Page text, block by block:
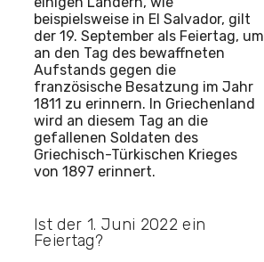
beispielsweise in El Salvador, gilt
der 19. September als Feiertag, um
an den Tag des bewaffneten
Aufstands gegen die
französische Besatzung im Jahr
1811 zu erinnern. In Griechenland
wird an diesem Tag an die
gefallenen Soldaten des
Griechisch-Türkischen Krieges
von 1897 erinnert.
Ist der 1. Juni 2022 ein
Feiertag?